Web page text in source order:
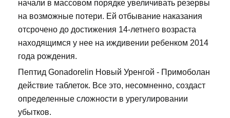
начали в массовом порядке увеличивать резервы
на возможные потери. Ей отбывание наказания
отсрочено до достижения 14-летнего возраста
находящимся у нее на иждивении ребенком 2014
года рождения.
Пептид Gonadorelin Новый Уренгой - Примоболан
действие таблеток. Все это, несомненно, создаст
определенные сложности в урегулировании
убытков.